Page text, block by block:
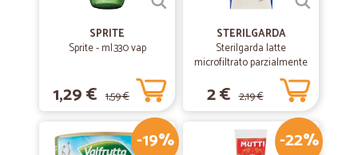
SPRITE
Sprite - ml.330 vap
1,29 € 1,59 €
STERILGARDA
Sterilgarda latte
microfiltrato parzialmente
2 € 2,19 €
-19% -22%